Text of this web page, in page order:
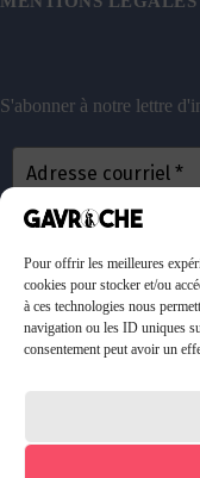
Pour offrir les meilleures
cookies pour stocker et/ou
à ces technologies nous
navigation ou les ID uniques
consentement peut avoir un
S'abonner à notre lettre
emails. Vous pouvez
moment. Consultez
pour plus
Faire un don à